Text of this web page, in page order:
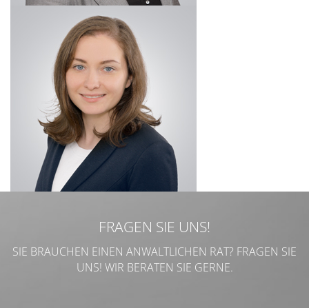
FRAGEN SIE UNS!
SIE BRAUCHEN EINEN ANWALTLICHEN RAT? FRAGEN SIE
UNS! WIR BERATEN SIE GERNE.